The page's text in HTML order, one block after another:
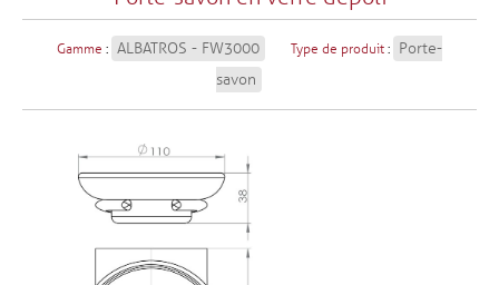
Gamme : ALBATROS - FW3000 Type de produit :
Porte-
savon